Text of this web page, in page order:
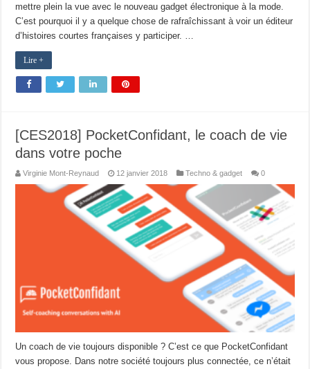
mettre plein la vue avec le nouveau gadget électronique à la mode.
C’est pourquoi il y a quelque chose de rafraîchissant à voir un éditeur
d’histoires courtes françaises y participer. …
Lire +
[CES2018] PocketConfidant, le coach de vie
dans votre poche
Virginie Mont-Reynaud 12 janvier 2018 Techno & gadget 0
Un coach de vie toujours disponible ? C’est ce que PocketConfidant
vous propose. Dans notre société toujours plus connectée, ce n’était